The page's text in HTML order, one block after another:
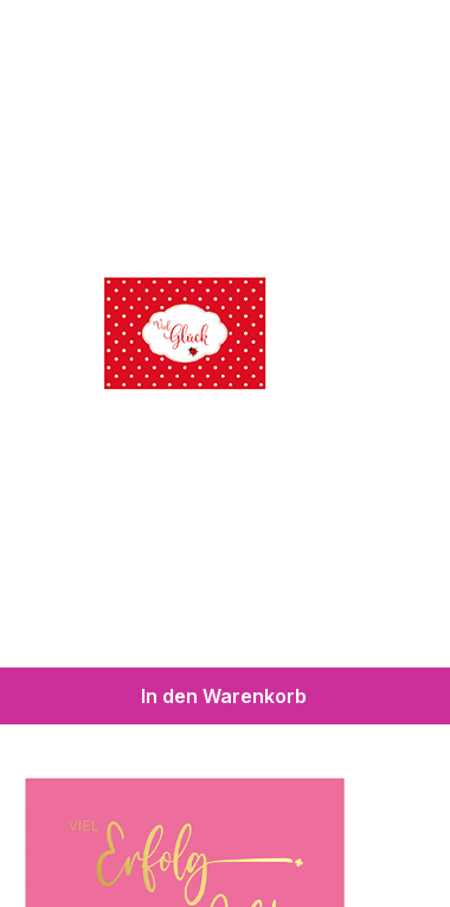
In den Warenkorb